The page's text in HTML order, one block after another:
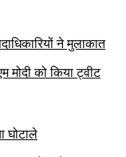
ने मुलाकात
मोदी को किया ट्वीट